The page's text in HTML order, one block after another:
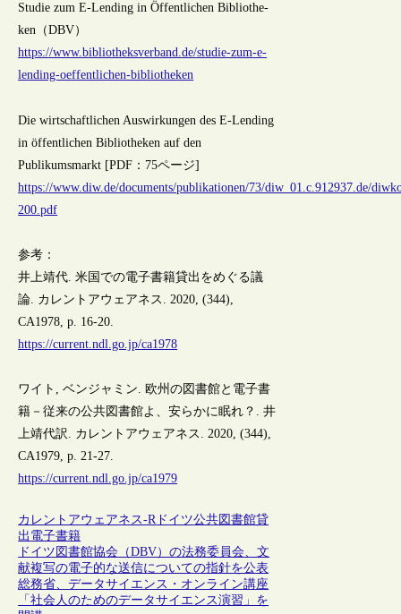
Stu­die zum E-Len­ding in Öf­fent­li­chen Bi­blio­the­
ken（DBV）
https://www.bibliotheksverband.de/studie-zum-e-
lending-oeffentlichen-bibliotheken
Die wirtschaftlichen Auswirkungen des E-Lending
in öffentlichen Bibliotheken auf den
Publikumsmarkt [PDF：75ページ]
https://www.diw.de/documents/publikationen/73/diw_01.c.912937.de/
200.pdf
参考：
井上靖代. 米国での電子書籍貸出をめぐる議
論. カレントアウェアネス. 2020, (344),
CA1978, p. 16-20.
https://current.ndl.go.jp/ca1978
ワイト, ベンジャミン. 欧州の図書館と電子書
籍－従来の公共図書館よ、安らかに眠れ？. 井
上靖代訳. カレントアウェアネス. 2020, (344),
CA1979, p. 21-27.
https://current.ndl.go.jp/ca1979
カレントアウェアネス-Rドイツ公共図書館貸
出 電子書籍
ドイツ図書館協会（DBV）の法務委員会、文
献複写の電子的な送信についての指針を公表
総務省、データサイエンス・オンライン講座
「社会人のためのデータサイエンス演習」を